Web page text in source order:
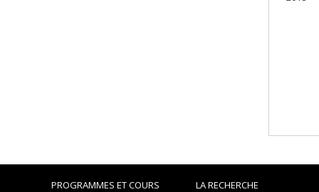
PROGRAMMES ET COURS LA RECHERCHE